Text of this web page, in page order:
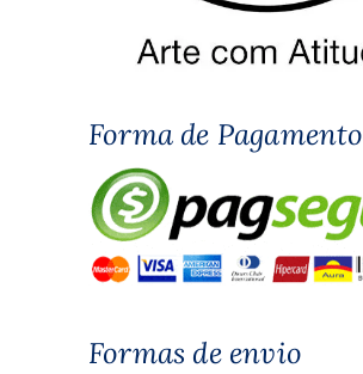
Forma de Pagamento
Formas de envio